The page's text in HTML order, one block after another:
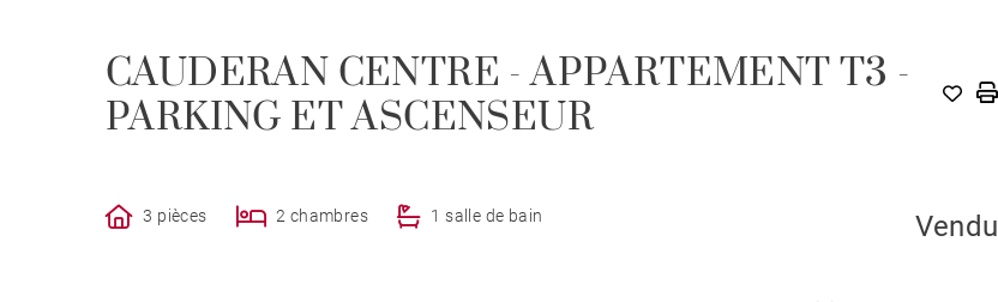
CAUDERAN CENTRE - APPARTEMENT T3 -
PARKING ET ASCENSEUR
3 pièces 2 chambres 1 salle de bain Vendu